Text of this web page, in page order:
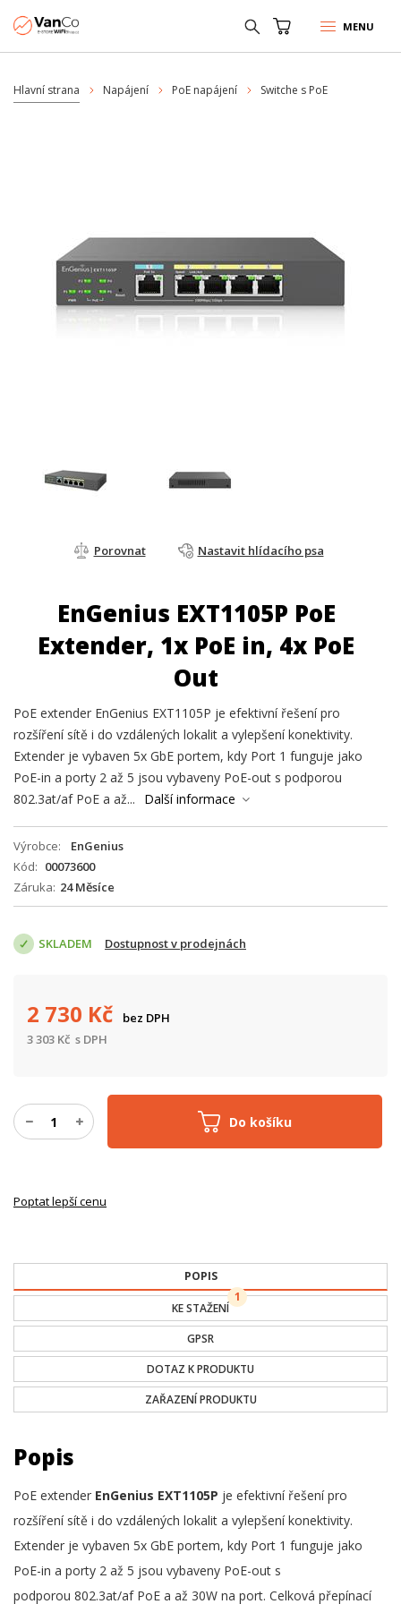
MENU
Hlavní strana Napájení PoE napájení Switche s PoE
Porovnat Nastavit hlídacího psa
EnGenius EXT1105P PoE
Extender, 1x PoE in, 4x PoE
Out
PoE extender EnGenius EXT1105P je efektivní řešení pro
rozšíření sítě i do vzdálených lokalit a vylepšení konektivity.
Extender je vybaven 5x GbE portem, kdy Port 1 funguje jako
PoE-in a porty 2 až 5 jsou vybaveny PoE-out s podporou
802.3at/af PoE a až...
Další informace
Výrobce
EnGenius
Kód
00073600
Záruka 24 Měsíce
SKLADEM Dostupnost v prodejnách
Do košíku
2 730 Kč
bez DPH
3 303 Kč s DPH
Poptat lepší cenu
POPIS
KE STAŽENÍ
1
GPSR
DOTAZ K PRODUKTU
ZAŘAZENÍ PRODUKTU
Popis
PoE extender EnGenius EXT1105P je efektivní řešení pro
rozšíření sítě i do vzdálených lokalit a vylepšení konektivity.
Extender je vybaven 5x GbE portem, kdy Port 1 funguje jako
PoE-in a porty 2 až 5 jsou vybaveny PoE-out s
podporou 802.3at/af PoE a až 30W na port. Celková přepínací